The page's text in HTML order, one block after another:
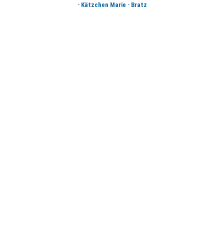
- Kätzchen Marie - Bratz